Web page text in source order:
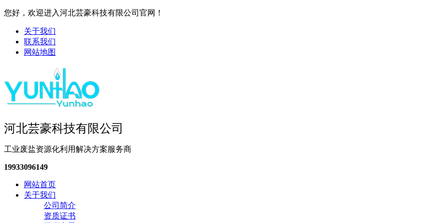
您好，欢迎进入河北芸豪科技有限公司官网！
关于我们
联系我们
网站地图
河北芸豪科技有限公司
工业废盐资源化利用解决方案服务商
19933096149
网站首页
关于我们
公司简介
资质证书